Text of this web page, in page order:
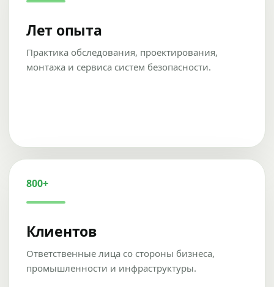
Лет опыта
Практика обследования, проектирования,
монтажа и сервиса систем безопасности.
800+
Клиентов
Ответственные лица со стороны бизнеса,
промышленности и инфраструктуры.